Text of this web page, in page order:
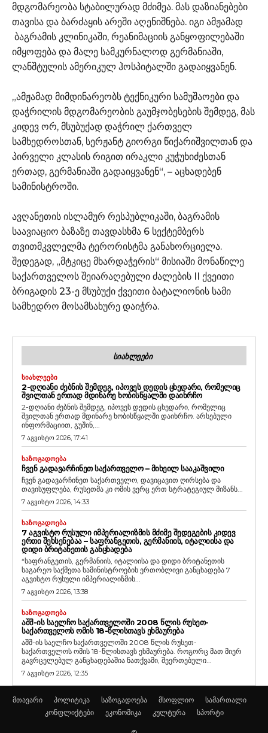
მდგომარეობა სტაბილურად მძიმეა. მას დაზიანებები
თავისა და ბარძაყის არეში აღენიშნება. იგი ამჟამად
ბაგრამის კლინიკაში, რეანიმაციის განყოფილებაში
იმყოფება და მალე სამკურნალოდ გერმანიაში,
ლანშტულის ამერიკულ ჰოსპიტალში გადაიყვანენ.
„ამჟამად მიმდინარეობს ტექნიკური სამუშაოები და
დაჭრილის მდგომარეობის გაუმჯობესების შემდეგ, მას
კიდევ ორ, მსუბუქად დაჭრილ ქართველ
სამხედროსთან, სერჟანტ გიორგი წიქარიშვილთან და
პირველი კლასის რიგით ირაკლი კუჭუხიძესთან
ერთად, გერმანიაში გადაიყვანენ“, – აცხადებენ
სამინისტროში.
ავღანეთის ისლამურ რესპუბლიკაში, ბაგრამის
საავიაციო ბაზაზე თავდასხმა 6 სექტემბერს
თვითმკვლელმა ტერორისტმა განახორციელა.
შედეგად, „მტკიცე მხარდაჭერის“ მისიაში მონაწილე
საქართველოს შეიარაღებული ძალების II ქვეითი
ბრიგადის 23-ე მსუბუქი ქვეითი ბატალიონის სამი
სამხედრო მოსამსახურე დაიჭრა.
ᲡᲘᲐᲮᲚᲔᲔᲑᲘ
ᲡᲘᲐᲮᲚᲔᲔᲑᲘ
2-ᲓᲦᲘᲐᲜᲘ ᲫᲔᲑᲜᲘᲡ ᲨᲔᲛᲓᲔᲒ, ᲘᲞᲝᲕᲔᲡ ᲓᲔᲓᲘᲡ ᲪᲮᲔᲓᲐᲠᲘ, ᲠᲝᲛᲔᲚᲘᲪ
ᲨᲕᲘᲚᲗᲐᲜ ᲔᲠᲗᲐᲓ ᲛᲓᲘᲜᲐᲠᲔ ᲮᲝᲑᲘᲡᲬᲧᲐᲚᲨᲘ ᲓᲐᲘᲮᲠᲩᲝ
2-დღიანი ძებნის შემდეგ, იპოვეს დედის ცხედარი, რომელიც
შვილთან ერთად მდინარე ხობისწყალში დაიხრჩო. არსებული
ინფორმაციით, გუშინ,...
7 აგვისტო 2026, 17:41
ᲡᲐᲖᲝᲒᲐᲓᲝᲔᲑᲐ
ᲩᲕᲔᲜ ᲒᲐᲓᲐᲕᲐᲠᲩᲘᲜᲔᲗ ᲡᲐᲥᲐᲠᲗᲕᲔᲚᲝ – ᲛᲘᲮᲔᲘᲚ ᲡᲐᲐᲙᲐᲨᲕᲘᲚᲘ
ჩვენ გადავარჩინეთ საქართველო, დავიცავით ღირსება და
თავისუფლება, რუსეთმა კი ომის ვერც ერთ სტრატეგიულ მიზანს...
7 აგვისტო 2026, 14:33
ᲡᲐᲖᲝᲒᲐᲓᲝᲔᲑᲐ
7 ᲐᲒᲕᲘᲡᲢᲝ ᲠᲣᲡᲣᲚᲘ ᲘᲛᲞᲔᲠᲘᲐᲚᲘᲖᲛᲘᲡ ᲛᲫᲘᲛᲔ ᲨᲔᲓᲔᲒᲔᲑᲘᲡ ᲙᲘᲓᲔᲕ
ᲔᲠᲗᲘ ᲨᲔᲮᲡᲔᲜᲔᲑᲐᲐ – ᲡᲐᲤᲠᲐᲜᲒᲔᲗᲘᲡ, ᲒᲔᲠᲛᲐᲜᲘᲘᲡ, ᲘᲢᲐᲚᲘᲘᲡᲐ ᲓᲐ
ᲓᲘᲓᲘ ᲑᲠᲘᲢᲐᲜᲔᲗᲘᲡ ᲒᲐᲜᲪᲮᲐᲓᲔᲑᲐ
“საფრანგეთის, გერმანიის, იტალიისა და დიდი ბრიტანეთის
საგარეო საქმეთა სამინისტროების ერთობლივი განცხადება 7
აგვისტო რუსული იმპერიალიზმის...
7 აგვისტო 2026, 13:38
ᲡᲐᲖᲝᲒᲐᲓᲝᲔᲑᲐ
ᲐᲨᲨ-ᲘᲡ ᲡᲐᲔᲚᲩᲝ ᲡᲐᲥᲐᲠᲗᲕᲔᲚᲝᲨᲘ 2008 ᲬᲚᲘᲡ ᲠᲣᲡᲔᲗ-
ᲡᲐᲥᲐᲠᲗᲕᲔᲚᲝᲡ ᲝᲛᲘᲡ 18-ᲬᲚᲘᲡᲗᲐᲕᲡ ᲔᲮᲛᲐᲣᲠᲔᲑᲐ
აშშ-ის საელჩო საქართველოში 2008 წლის რუსეთ-
საქართველოს ომის 18-წლისთავს ეხმაურება. როგორც მათ მიერ
გავრცელებულ განცხადებაშია ნათქვამი, შეერთებული...
7 აგვისტო 2026, 12:35
მთავარი პოლიტიკა საზოგადოება მსოფლიო
სამართალი
კონფლიქტები
ეკონომიკა კულტურა სპორტი